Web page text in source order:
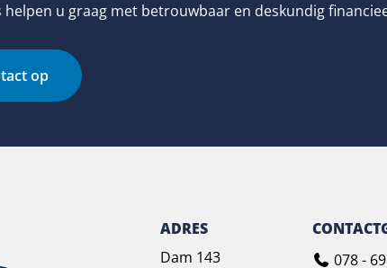
helpen u graag met betrouwbaar en deskundig
op
ADRES
Dam 143
078 -